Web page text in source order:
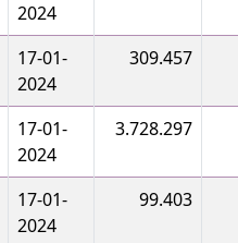
2024
17-01-
2024
309.457
17-01-
2024
3.728.297
17-01-
2024
99.403